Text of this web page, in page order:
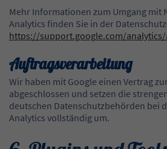
Mehr Informationen zum Umgang mit
Analytics finden Sie in der
https://support.google.com/analytics/
Auftragsverarbeitung
Wir haben mit Google einen Vertrag
abgeschlossen und setzen die
deutschen Datenschutzbehörden bei
Analytics vollständig um.